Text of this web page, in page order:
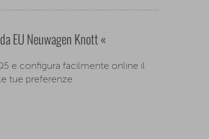
EU Neuwagen Knott «
e configura facilmente online il
tue preferenze